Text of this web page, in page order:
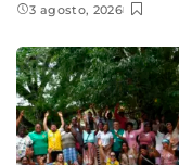
3 agosto, 2026